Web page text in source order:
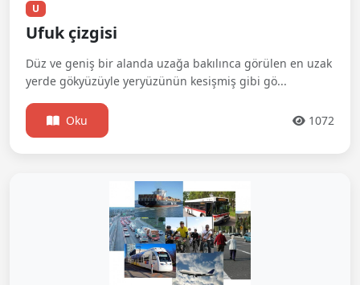
U
Ufuk çizgisi
Düz ve geniş bir alanda uzağa bakılınca görülen en uzak
yerde gökyüzüyle yeryüzünün kesişmiş gibi gö...
Oku 1072